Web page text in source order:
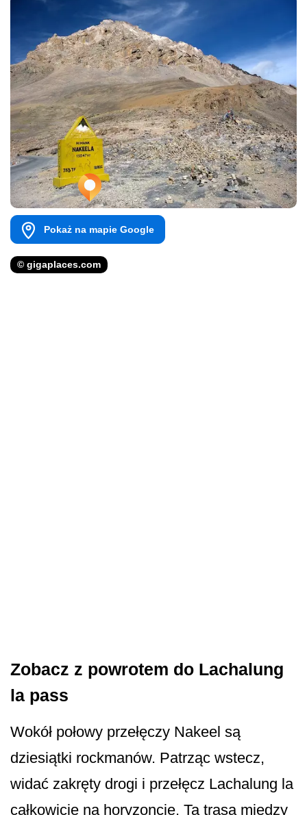
Pokaż na mapie Google
© gigaplaces.com
Zobacz z powrotem do Lachalung
la pass
Wokół połowy przełęczy Nakeel są
dziesiątki rockmanów. Patrząc wstecz,
widać zakręty drogi i przełęcz Lachalung la
całkowicie na horyzoncie. Ta trasa między